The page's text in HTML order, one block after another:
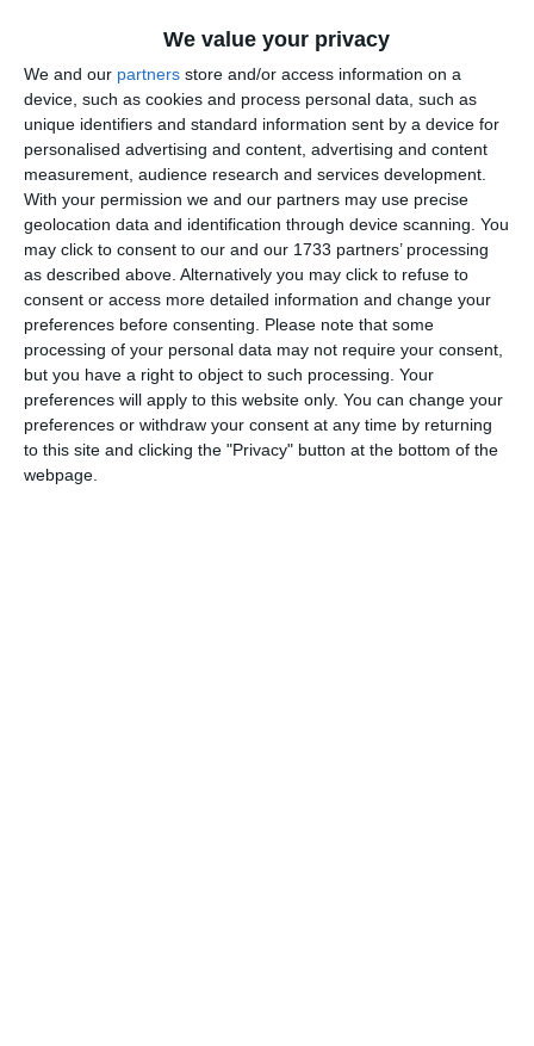
We value your privacy
We and our partners store and/or access information on a
device, such as cookies and process personal data, such as
unique identifiers and standard information sent by a device for
personalised advertising and content, advertising and content
measurement, audience research and services development.
With your permission we and our partners may use precise
geolocation data and identification through device scanning. You
may click to consent to our and our 1733 partners’ processing
as described above. Alternatively you may click to refuse to
consent or access more detailed information and change your
preferences before consenting. Please note that some
processing of your personal data may not require your consent,
but you have a right to object to such processing. Your
preferences will apply to this website only. You can change your
preferences or withdraw your consent at any time by returning
to this site and clicking the "Privacy" button at the bottom of the
webpage.
sunt obținute din surse publice deschise.
Pentru documentarea acestui articol s-au folosit
informații și de pe platforma termene.ro.
Citește și:
Olimpiada Internațională de Limba engleză se va
desfășura la Constanța. Iată în ce perioadă va avea loc
Adaugă-ne ca sursă în Google
Urmărește-ne pe Google News